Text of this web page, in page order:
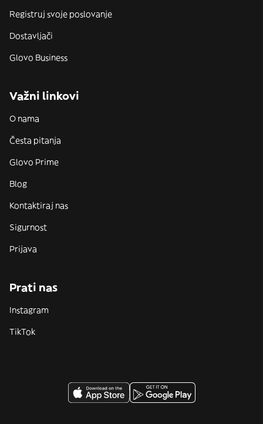
Registruj svoje poslovanje
Dostavljači
Glovo Business
Važni linkovi
O nama
Česta pitanja
Glovo Prime
Blog
Kontaktiraj nas
Sigurnost
Prijava
Prati nas
Instagram
TikTok